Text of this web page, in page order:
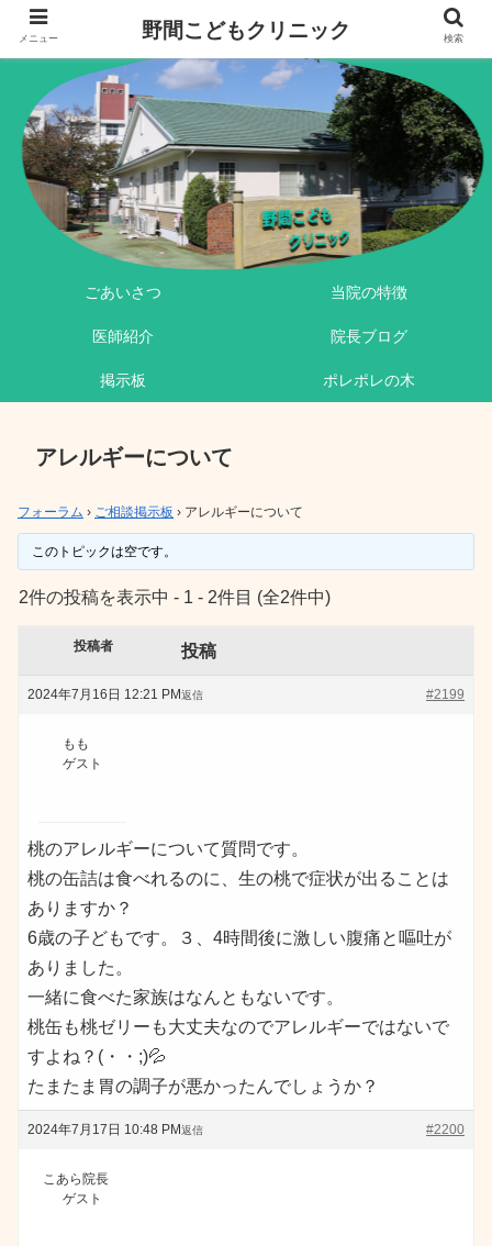
ごあいさつ 当院の特徴
医師紹介 院長ブログ
掲示板 ポレポレの木
アレルギーについて
フォーラム › ご相談掲示板 › アレルギーについて
このトピックは空です。
2件の投稿を表示中 - 1 - 2件目 (全2件中)
投稿者 投稿
2024年7月16日 12:21 PM #2199
返信
もも
ゲスト
桃のアレルギーについて質問です。
桃の缶詰は食べれるのに、生の桃で症状が出ることは
ありますか？
6歳の子どもです。３、4時間後に激しい腹痛と嘔吐が
ありました。
一緒に食べた家族はなんともないです。
桃缶も桃ゼリーも大丈夫なのでアレルギーではないで
すよね？(・・;)💦
たまたま胃の調子が悪かったんでしょうか？
2024年7月17日 10:48 PM #2200
返信
こあら院長
ゲスト
メニュー 野間こどもクリニック 検索